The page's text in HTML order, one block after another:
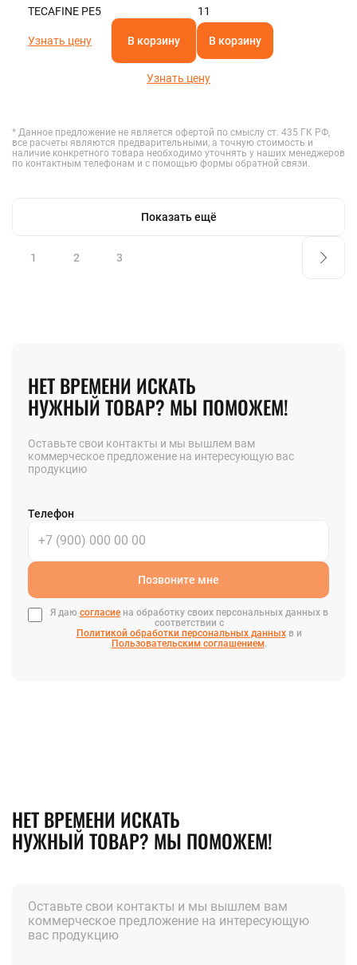
TECAFINE PE5 11
Узнать цену В корзину В корзину
Узнать цену
* Данное предложение не является офертой по смыслу ст. 435 ГК РФ,
все расчеты являются предварительными, а точную стоимость и
наличие конкретного товара необходимо уточнять у наших менеджеров
по контактным телефонам и с помощью формы обратной связи.
Показать ещё
1 2 3
НЕТ ВРЕМЕНИ ИСКАТЬ
НУЖНЫЙ ТОВАР? МЫ ПОМОЖЕМ!
Оставьте свои контакты и мы вышлем вам
коммерческое предложение на интересующую вас
продукцию
Телефон
Позвоните мне
Я даю согласиена обработку своих персональных данных в
соответствии с
Политикой обработки персональных данныхв и
Пользовательским соглашением.
НЕТ ВРЕМЕНИ ИСКАТЬ
НУЖНЫЙ ТОВАР? МЫ ПОМОЖЕМ!
Оставьте свои контакты и мы вышлем вам
коммерческое предложение на интересующую
вас продукцию